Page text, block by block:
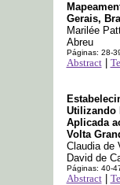
Gerais,
Marilée
Abreu
Páginas: 28-
Abstract|
Utilizando
Aplicada
Volta
Claudia de
David de
Páginas: 40-
Abstract|